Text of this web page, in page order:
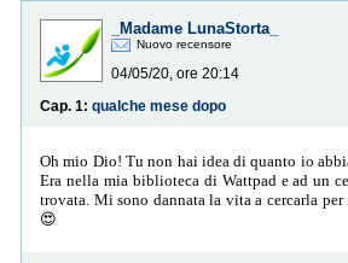
_Madame LunaStorta_
Nuovo recensore
04/05/20, ore 20:14
Cap. 1: qualche mese dopo
Oh mio Dio! Tu non hai idea di quanto io
Era nella mia biblioteca di Wattpad e ad un
trovata. Mi sono dannata la vita a cercarla
😍